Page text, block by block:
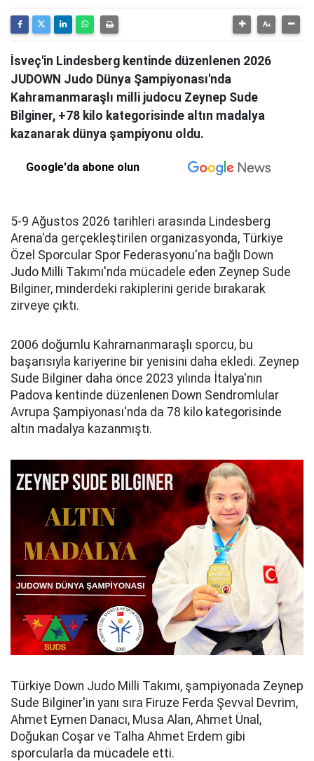
İsveç'in Lindesberg kentinde düzenlenen 2026
JUDOWN Judo Dünya Şampiyonası'nda
Kahramanmaraşlı milli judocu Zeynep Sude
Bilginer, +78 kilo kategorisinde altın madalya
kazanarak dünya şampiyonu oldu.
Google'da abone olun
5-9 Ağustos 2026 tarihleri arasında Lindesberg
Arena'da gerçekleştirilen organizasyonda, Türkiye
Özel Sporcular Spor Federasyonu'na bağlı Down
Judo Milli Takımı'nda mücadele eden Zeynep Sude
Bilginer, minderdeki rakiplerini geride bırakarak
zirveye çıktı.
2006 doğumlu Kahramanmaraşlı sporcu, bu
başarısıyla kariyerine bir yenisini daha ekledi. Zeynep
Sude Bilginer daha önce 2023 yılında İtalya'nın
Padova kentinde düzenlenen Down Sendromlular
Avrupa Şampiyonası'nda da 78 kilo kategorisinde
altın madalya kazanmıştı.
Türkiye Down Judo Milli Takımı, şampiyonada Zeynep
Sude Bilginer'in yanı sıra Firuze Ferda Şevval Devrim,
Ahmet Eymen Danacı, Musa Alan, Ahmet Ünal,
Doğukan Coşar ve Talha Ahmet Erdem gibi
sporcularla da mücadele etti.